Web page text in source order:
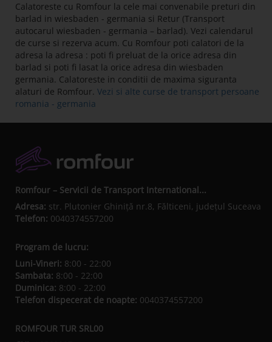
Calatoreste cu Romfour la cele mai convenabile preturi din
barlad in wiesbaden - germania si Retur (Transport
autocarul wiesbaden - germania – barlad). Vezi calendarul
de curse si rezerva acum. Cu Romfour poti calatori de la
adresa la adresa : poti fi preluat de la orice adresa din
barlad si poti fi lasat la orice adresa din wiesbaden
germania. Calatoreste in conditii de maxima siguranta
alaturi de Romfour. Vezi si alte curse de transport persoane
romania - germania
Romfour – Servicii de Transport International...
Adresa: str. Plutonier Ghiniţă nr.8, Fălticeni, judeţul Suceava
Telefon: 0040374557200
Program de lucru:
Luni-Vineri: 8:00 - 22:00
Sambata: 8:00 - 22:00
Duminica: 8:00 - 22:00
Telefon dispecerat de noapte: 0040374557200
ROMFOUR TUR SRL00